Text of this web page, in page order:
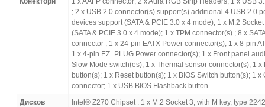
; 2 x USB 2.0 connector(s) support(s) additional 4 USB 2.0
devices support (SATA & PCIE 3.0 x 4 mode); 1 x M.2
(SATA & PCIE 3.0 x 4 mode); 1 x TPM connector(s) ; 8 x
connector ; 1 x 24-pin EATX Power connector(s); 1 x 8-pin
1 x 4-pin EZ_PLUG Power connector(s); 1 x Front panel
Slow Mode switch(es); 1 x Thermal sensor connector(s); 1
button(s); 1 x Reset button(s); 1 x BIOS Switch button(s); 1
connector; 1 x USB BIOS Flashback button
Дисков
Intel® Z270 Chipset : 1 x M.2 Socket 3, with M key, type